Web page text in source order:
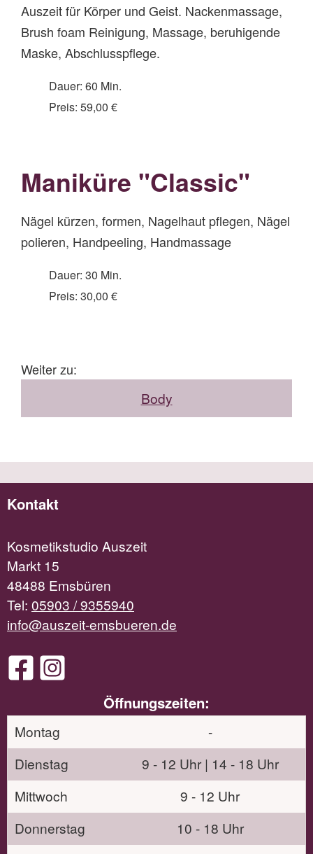
Auszeit für Körper und Geist. Nackenmassage,
Brush foam Reinigung, Massage, beruhigende
Maske, Abschlusspflege.
Dauer: 60 Min.
Preis: 59,00 €
Maniküre "Classic"
Nägel kürzen, formen, Nagelhaut pflegen, Nägel
polieren, Handpeeling, Handmassage
Dauer: 30 Min.
Preis: 30,00 €
Weiter zu:
Body
Kontakt
Kosmetikstudio Auszeit
Markt 15
48488 Emsbüren
Tel: 05903 / 9355940
info@auszeit-emsbueren.de
Öffnungszeiten:
Montag
-
Dienstag
9 - 12 Uhr | 14 - 18 Uhr
Mittwoch
9 - 12 Uhr
Donnerstag
10 - 18 Uhr